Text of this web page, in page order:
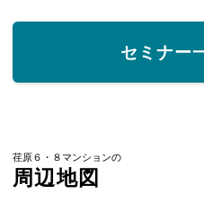
セミナー
荏原６・８マンションの
周辺地図